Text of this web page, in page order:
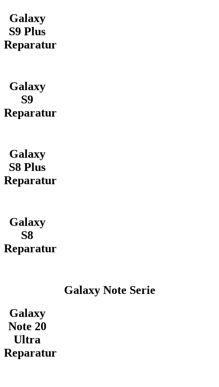
Galaxy
S9 Plus
Reparatur
Galaxy
S9
Reparatur
Galaxy
S8 Plus
Reparatur
Galaxy
S8
Reparatur
Galaxy Note Serie
Galaxy
Note 20
Ultra
Reparatur